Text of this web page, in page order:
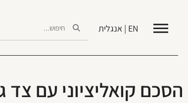
EN | אנגלית
הסכם קואליציוני עם צד